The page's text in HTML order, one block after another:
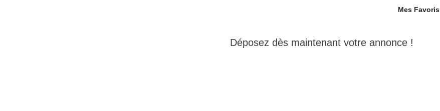
Mes Favoris
Déposez dès maintenant votre annonce !